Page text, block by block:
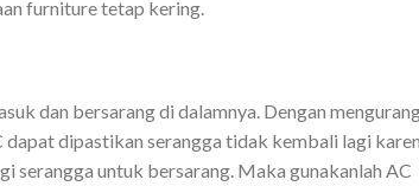
furniture tetap kering.
dan bersarang di dalamnya. Dengan
dipastikan serangga tidak kembali lagi
serangga untuk bersarang. Maka gunakanlah AC